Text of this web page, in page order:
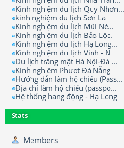
Kinh nghiệm du lịch Quy Nhơn...
kinh nghiệm du lịch Sơn La
Kinh nghiệm du lịch Mũi Né...
Kinh nghiệm du lịch Bảo Lộc.
Kinh nghiệm du lịch Hạ Long...
Kinh nghiệm du lịch Vinh - N...
Du lịch trăng mật Hà Nội-Đà ...
Kinh nghiệm Phượt Đà Nẵng
Hướng dẫn làm hộ chiếu (Pass...
Địa chỉ làm hộ chiếu (passpo...
Hệ thống hang động - Hạ Long
Stats
Members